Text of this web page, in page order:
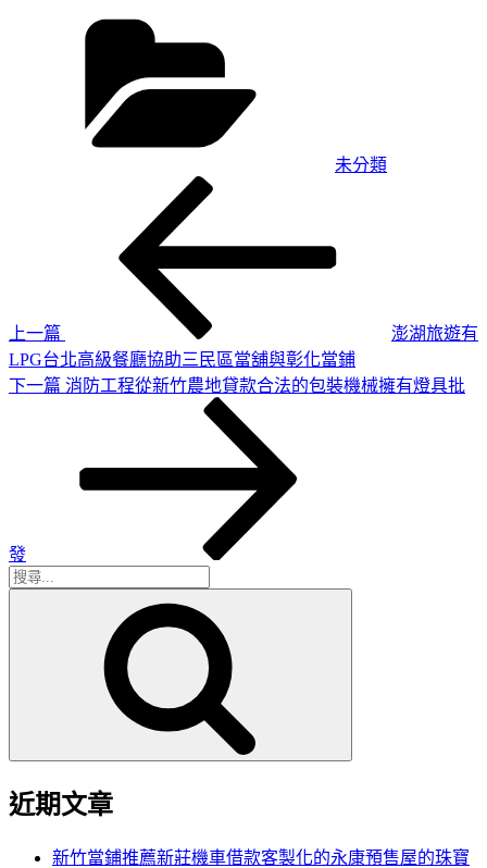
未分類
上一篇
澎湖旅遊有
LPG台北高級餐廳協助三民區當舖與彰化當鋪
下
下一篇 消防工程從新竹農地貸款合法的包裝機械擁有燈具批
發
搜
近期文章
新竹當鋪推薦新莊機車借款客製化的永康預售屋的珠寶